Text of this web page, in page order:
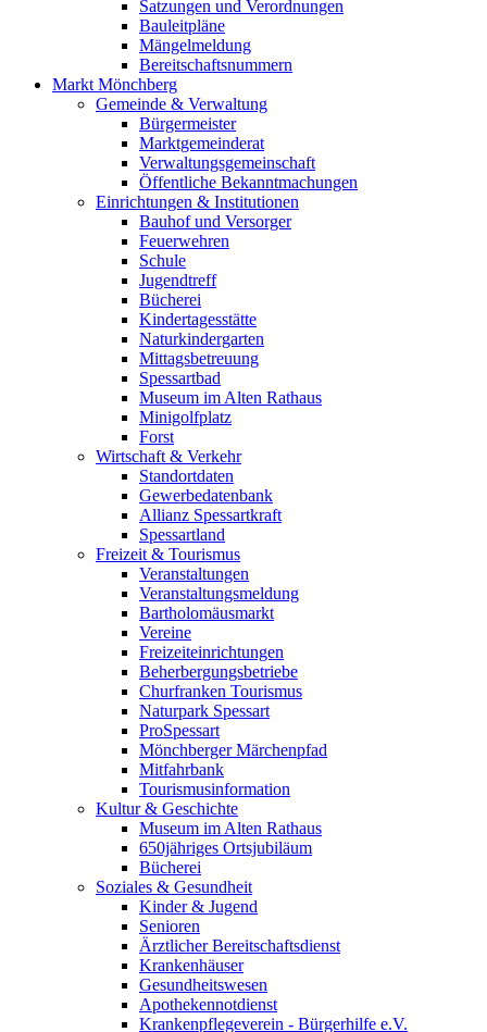
Satzungen und Verordnungen
Bauleitpläne
Mängelmeldung
Bereitschaftsnummern
Markt Mönchberg
Gemeinde & Verwaltung
Bürgermeister
Marktgemeinderat
Verwaltungsgemeinschaft
Öffentliche Bekanntmachungen
Einrichtungen & Institutionen
Bauhof und Versorger
Feuerwehren
Schule
Jugendtreff
Bücherei
Kindertagesstätte
Naturkindergarten
Mittagsbetreuung
Spessartbad
Museum im Alten Rathaus
Minigolfplatz
Forst
Wirtschaft & Verkehr
Standortdaten
Gewerbedatenbank
Allianz Spessartkraft
Spessartland
Freizeit & Tourismus
Veranstaltungen
Veranstaltungsmeldung
Bartholomäusmarkt
Vereine
Freizeiteinrichtungen
Beherbergungsbetriebe
Churfranken Tourismus
Naturpark Spessart
ProSpessart
Mönchberger Märchenpfad
Mitfahrbank
Tourismusinformation
Kultur & Geschichte
Museum im Alten Rathaus
650jähriges Ortsjubiläum
Bücherei
Soziales & Gesundheit
Kinder & Jugend
Senioren
Ärztlicher Bereitschaftsdienst
Krankenhäuser
Gesundheitswesen
Apothekennotdienst
Krankenpflegeverein - Bürgerhilfe e.V.